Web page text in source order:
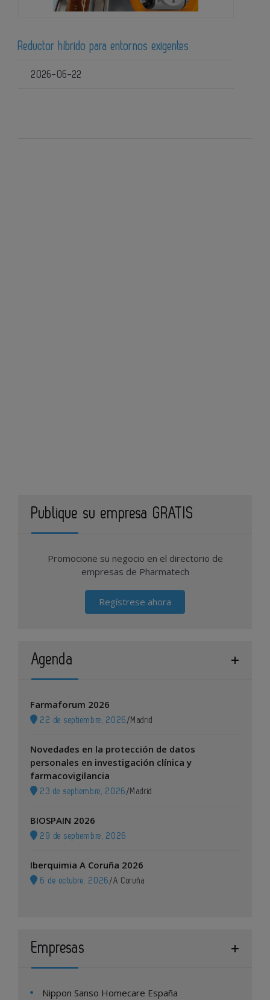
Reductor híbrido para entornos exigentes
2026-06-22
Publique su empresa GRATIS
Promocione su negocio en el directorio de
empresas de Pharmatech
Regístrese ahora
Agenda
Farmaforum 2026
22 de septiembre, 2026 / Madrid
Novedades en la protección de datos
personales en investigación clínica y
farmacovigilancia
23 de septiembre, 2026 / Madrid
BIOSPAIN 2026
29 de septiembre, 2026
Iberquimia A Coruña 2026
6 de octubre, 2026 /A Coruña
Empresas
Nippon Sanso Homecare España